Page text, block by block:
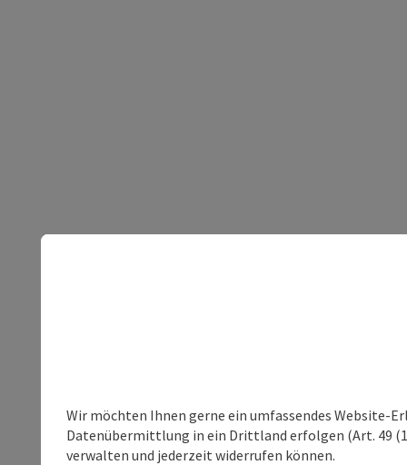
Wir möchten Ihnen gerne ein umfassendes Website-
Datenübermittlung in ein Drittland erfolgen (Art. 49
verwalten und jederzeit widerrufen können.